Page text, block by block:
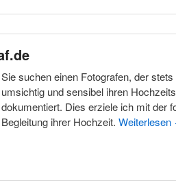
Sie suchen einen Fotografen, der
umsichtig und sensibel ihren
dokumentiert. Dies erziele ich mit der
Begleitung ihrer Hochzeit. Weiterlesen